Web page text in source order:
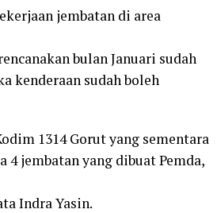
jembatan di area
bulan Januari sudah
kenderaan sudah boleh
1314 Gorut yang sementara
jembatan yang dibuat Pemda,
Indra Yasin.